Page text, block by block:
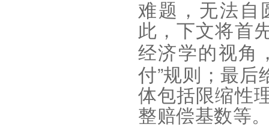
难题，无法自
此，下文将首
经济学的视角
付”规则；最后
体包括限缩性
整赔偿基数等